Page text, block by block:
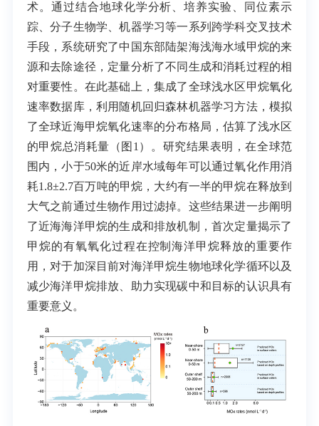
术。通过结合地球化学分析、培养实验、同位素示
踪、分子生物学、机器学习等一系列跨学科交叉技术
手段，系统研究了中国东部陆架海浅海水域甲烷的来
源和去除途径，定量分析了不同生成和消耗过程的相
对重要性。在此基础上，集成了全球浅水区甲烷氧化
速率数据库，利用随机回归森林机器学习方法，模拟
了全球近海甲烷氧化速率的分布格局，估算了浅水区
的甲烷总消耗量（图1）。研究结果表明，在全球范
围内，小于50米的近岸水域每年可以通过氧化作用消
耗1.8±2.7百万吨的甲烷，大约有一半的甲烷在释放到
大气之前通过生物作用过滤掉。这些结果进一步阐明
了近海海洋甲烷的生成和排放机制，首次定量揭示了
甲烷的有氧氧化过程在控制海洋甲烷释放的重要作
用，对于加深目前对海洋甲烷生物地球化学循环以及
减少海洋甲烷排放、助力实现碳中和目标的认识具有
重要意义。